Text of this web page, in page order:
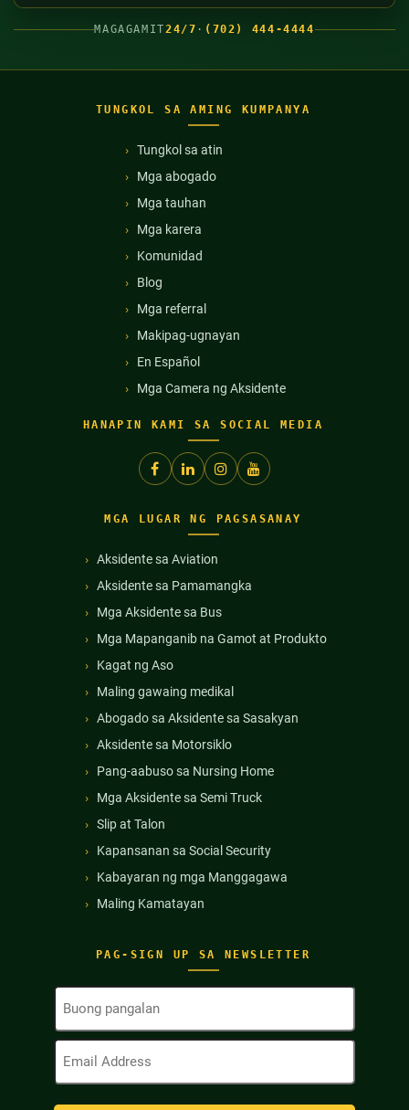
MAGAGAMIT24/7 · (702) 444-4444
TUNGKOL SA AMING KUMPANYA
Tungkol sa atin
Mga abogado
Mga tauhan
Mga karera
Komunidad
Blog
Mga referral
Makipag-ugnayan
En Español
Mga Camera ng Aksidente
HANAPIN KAMI SA SOCIAL MEDIA
PAG-SIGN UP SA NEWSLETTER
Buong
(Kinakailangan)
Email
(Kinakailangan)
MGA LUGAR NG PAGSASANAY
Aksidente sa Aviation
Aksidente sa Pamamangka
Mga Aksidente sa Bus
Mga Mapanganib na Gamot at Produkto
Kagat ng Aso
Maling gawaing medikal
Abogado sa Aksidente sa Sasakyan
Aksidente sa Motorsiklo
Pang-aabuso sa Nursing Home
Mga Aksidente sa Semi Truck
Slip at Talon
Kapansanan sa Social Security
Kabayaran ng mga Manggagawa
Maling Kamatayan